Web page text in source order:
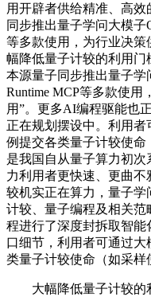
用开辟者供给精准、高
同步推出量子学问大模子
等多款使用，为行业决
幅降低量子计较的利用门
本源量子同步推出量子学
Runtime MCP等多款使
用”。更多AI编程驱能也
正在规划摆设中。利用
例提交各类量子计较使
是我国自从量子算力初
力利用者更快速、更曲
较机实正在算力，量子学
计较、量子编程及相关
程进行了深度封拆取智
口细节，利用者可通过
类量子计较使命（如采样
大幅降低量子计较的